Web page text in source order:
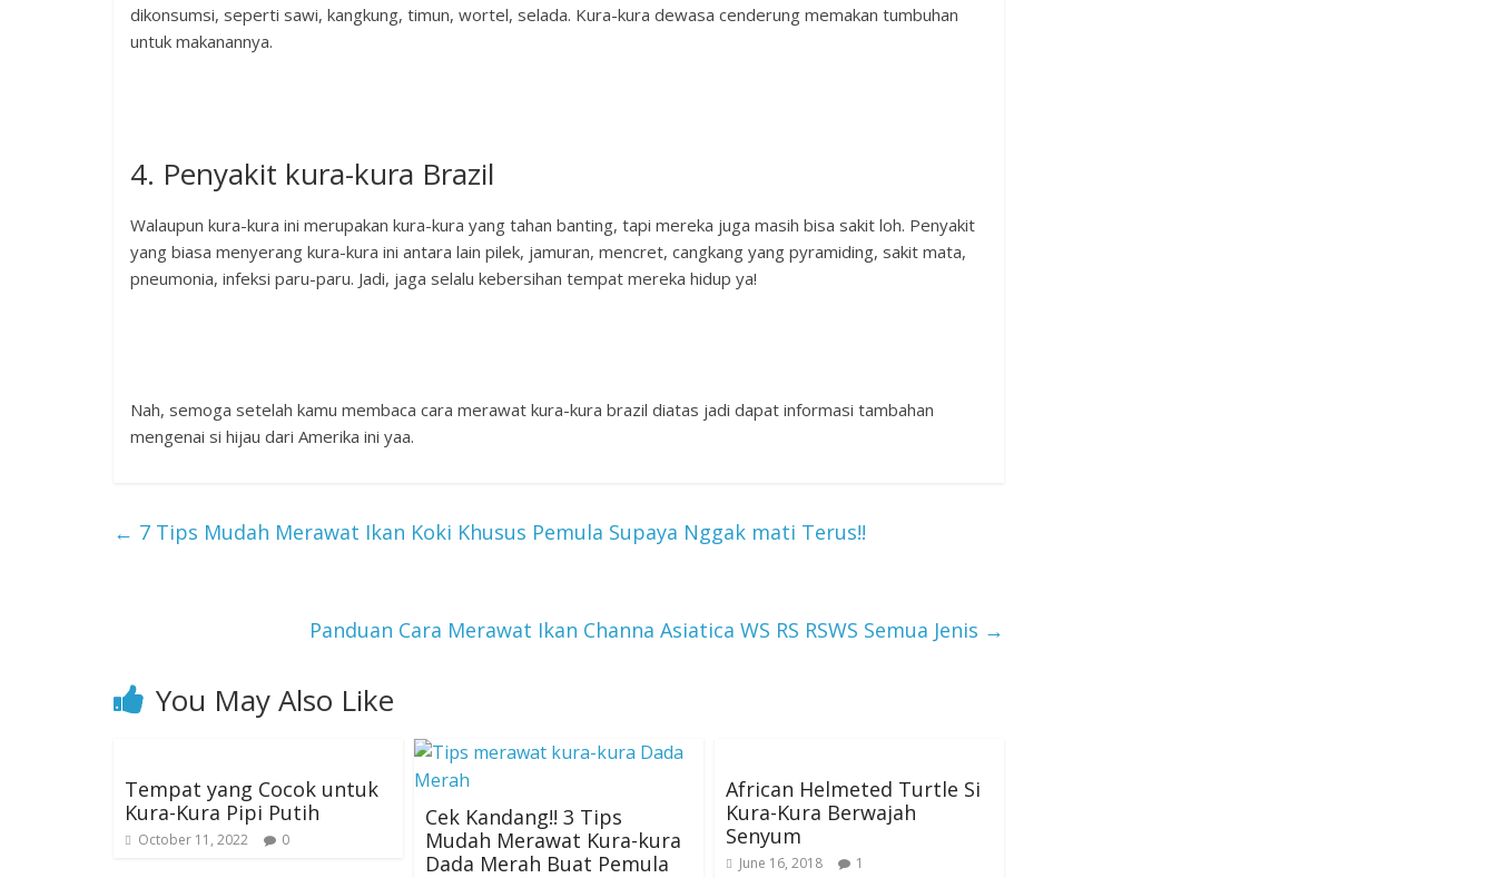
dikonsumsi, seperti sawi, kangkung, timun, wortel, selada. Kura-kura dewasa cenderung memakan tumbuhan
untuk makanannya.
4. Penyakit kura-kura Brazil
Walaupun kura-kura ini merupakan kura-kura yang tahan banting, tapi mereka juga masih bisa sakit loh. Penyakit
yang biasa menyerang kura-kura ini antara lain pilek, jamuran, mencret, cangkang yang pyramiding, sakit mata,
pneumonia, infeksi paru-paru. Jadi, jaga selalu kebersihan tempat mereka hidup ya!
Nah, semoga setelah kamu membaca cara merawat kura-kura brazil diatas jadi dapat informasi tambahan
mengenai si hijau dari Amerika ini yaa.
← 7 Tips Mudah Merawat Ikan Koki Khusus Pemula Supaya Nggak mati Terus!!
Panduan Cara Merawat Ikan Channa Asiatica WS RS RSWS Semua Jenis →
You May Also Like
Tempat yang Cocok untuk
Kura-Kura Pipi Putih
October 11, 2022 0
Cek Kandang!! 3 Tips
Mudah Merawat Kura-kura
Dada Merah Buat Pemula
African Helmeted Turtle Si
Kura-Kura Berwajah
Senyum
June 16, 2018 1